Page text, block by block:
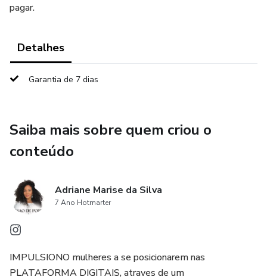
pagar.
Detalhes
Garantia de 7 dias
Saiba mais sobre quem criou o
conteúdo
Adriane Marise da Silva
7 Ano Hotmarter
IMPULSIONO mulheres a se posicionarem nas
PLATAFORMA DIGITAIS, atraves de um